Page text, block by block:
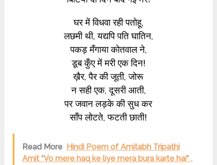
घर में विधवा रही पतोहू,
लछमी थी, यद्यपि पति घातिन,
पकड़ मँगाया कोतवाल ने,
डूब कुँए में मरी एक दिन!
ख़ैर, पैर की जूती, जोरू
न सही एक, दूसरी आती,
पर जवान लड़के की सुध कर
साँप लोटते, फटती छाती!
Read More Hindi Poem of Amitabh Tripathi
Amit “Vo mere haq ke liye mera bura karte hai“ ,